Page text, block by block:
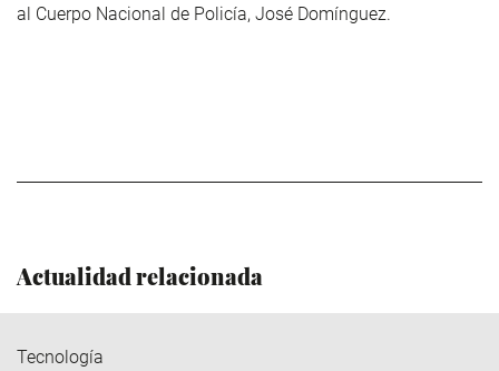
al Cuerpo Nacional de Policía, José Domínguez.
Actualidad relacionada
Tecnología